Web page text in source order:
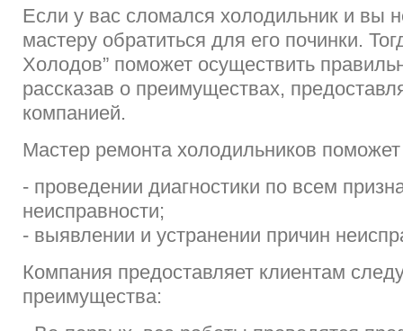
Если у вас сломался холодильник и вы
мастеру обратиться для его починки.
Холодов” поможет осуществить
рассказав о преимуществах,
компанией.
Мастер ремонта холодильников
- проведении диагностики по всем
неисправности;
- выявлении и устранении причин
Компания предоставляет клиентам
преимущества: